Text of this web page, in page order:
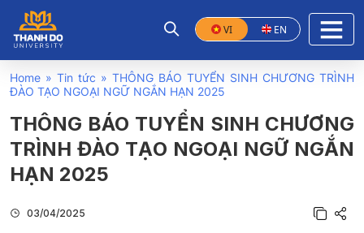
VI EN
Home » Tin tức » THÔNG BÁO TUYỂN SINH CHƯƠNG TRÌNH
ĐÀO TẠO NGOẠI NGỮ NGẮN HẠN 2025
THÔNG BÁO TUYỂN SINH CHƯƠNG
TRÌNH ĐÀO TẠO NGOẠI NGỮ NGẮN
HẠN 2025
03/04/2025